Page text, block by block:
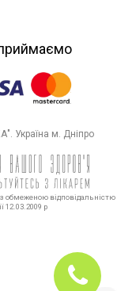
Україна м. Дніпро
обмеженою відповідальністю
12.03.2009 р